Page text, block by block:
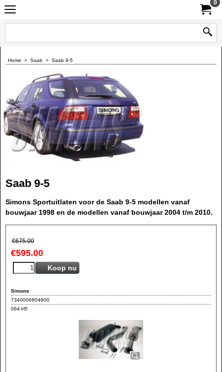
0
Home > Saab > Saab 9-5
Saab 9-5
Simons Sportuitlaten voor de Saab 9-5 modellen vanaf
bouwjaar 1998 en de modellen vanaf bouwjaar 2004 t/m 2010.
€675.00
€595.00
Koop nu
Simons
7340006804800
064-H5